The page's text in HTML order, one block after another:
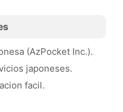
(AzPocket Inc.).
japoneses.
facil.